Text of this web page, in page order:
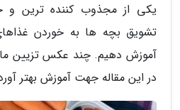
یکی از مجذوب کننده ترین و
تشویق بچه ها به خوردن
آموزش دهیم. چند عکس تزیین
در این مقاله جهت آموزش بهتر